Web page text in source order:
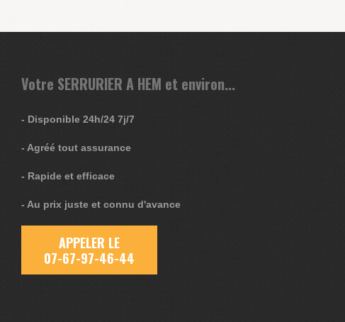
Votre SERRURIER A HEM et environ...
- Disponible 24h/24 7j/7
- Agréé tout assurance
- Rapide et efficace
- Au prix juste et connu d'avance
APPELER LE
07-67-97-46-44